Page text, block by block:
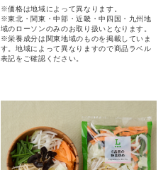
※価格は地域によって異なります。
※東北・関東・中部・近畿・中四国・九州地
域のローソンのみのお取り扱いとなります。
※栄養成分は関東地域のものを掲載していま
す。地域によって異なりますので商品ラベル
表記をご確認ください。